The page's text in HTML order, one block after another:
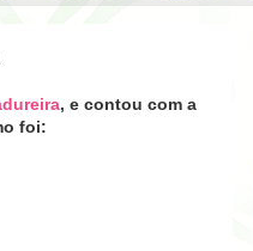
, e contou com a
foi: